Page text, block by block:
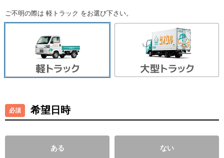
ご不明の際は 軽トラック をお選び下さい。
希望日時
ある ない